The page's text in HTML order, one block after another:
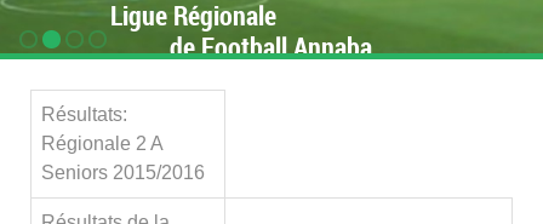
Ligue Régionale
de Football Annaba
Résultats:
Régionale 2 A
Seniors 2015/2016